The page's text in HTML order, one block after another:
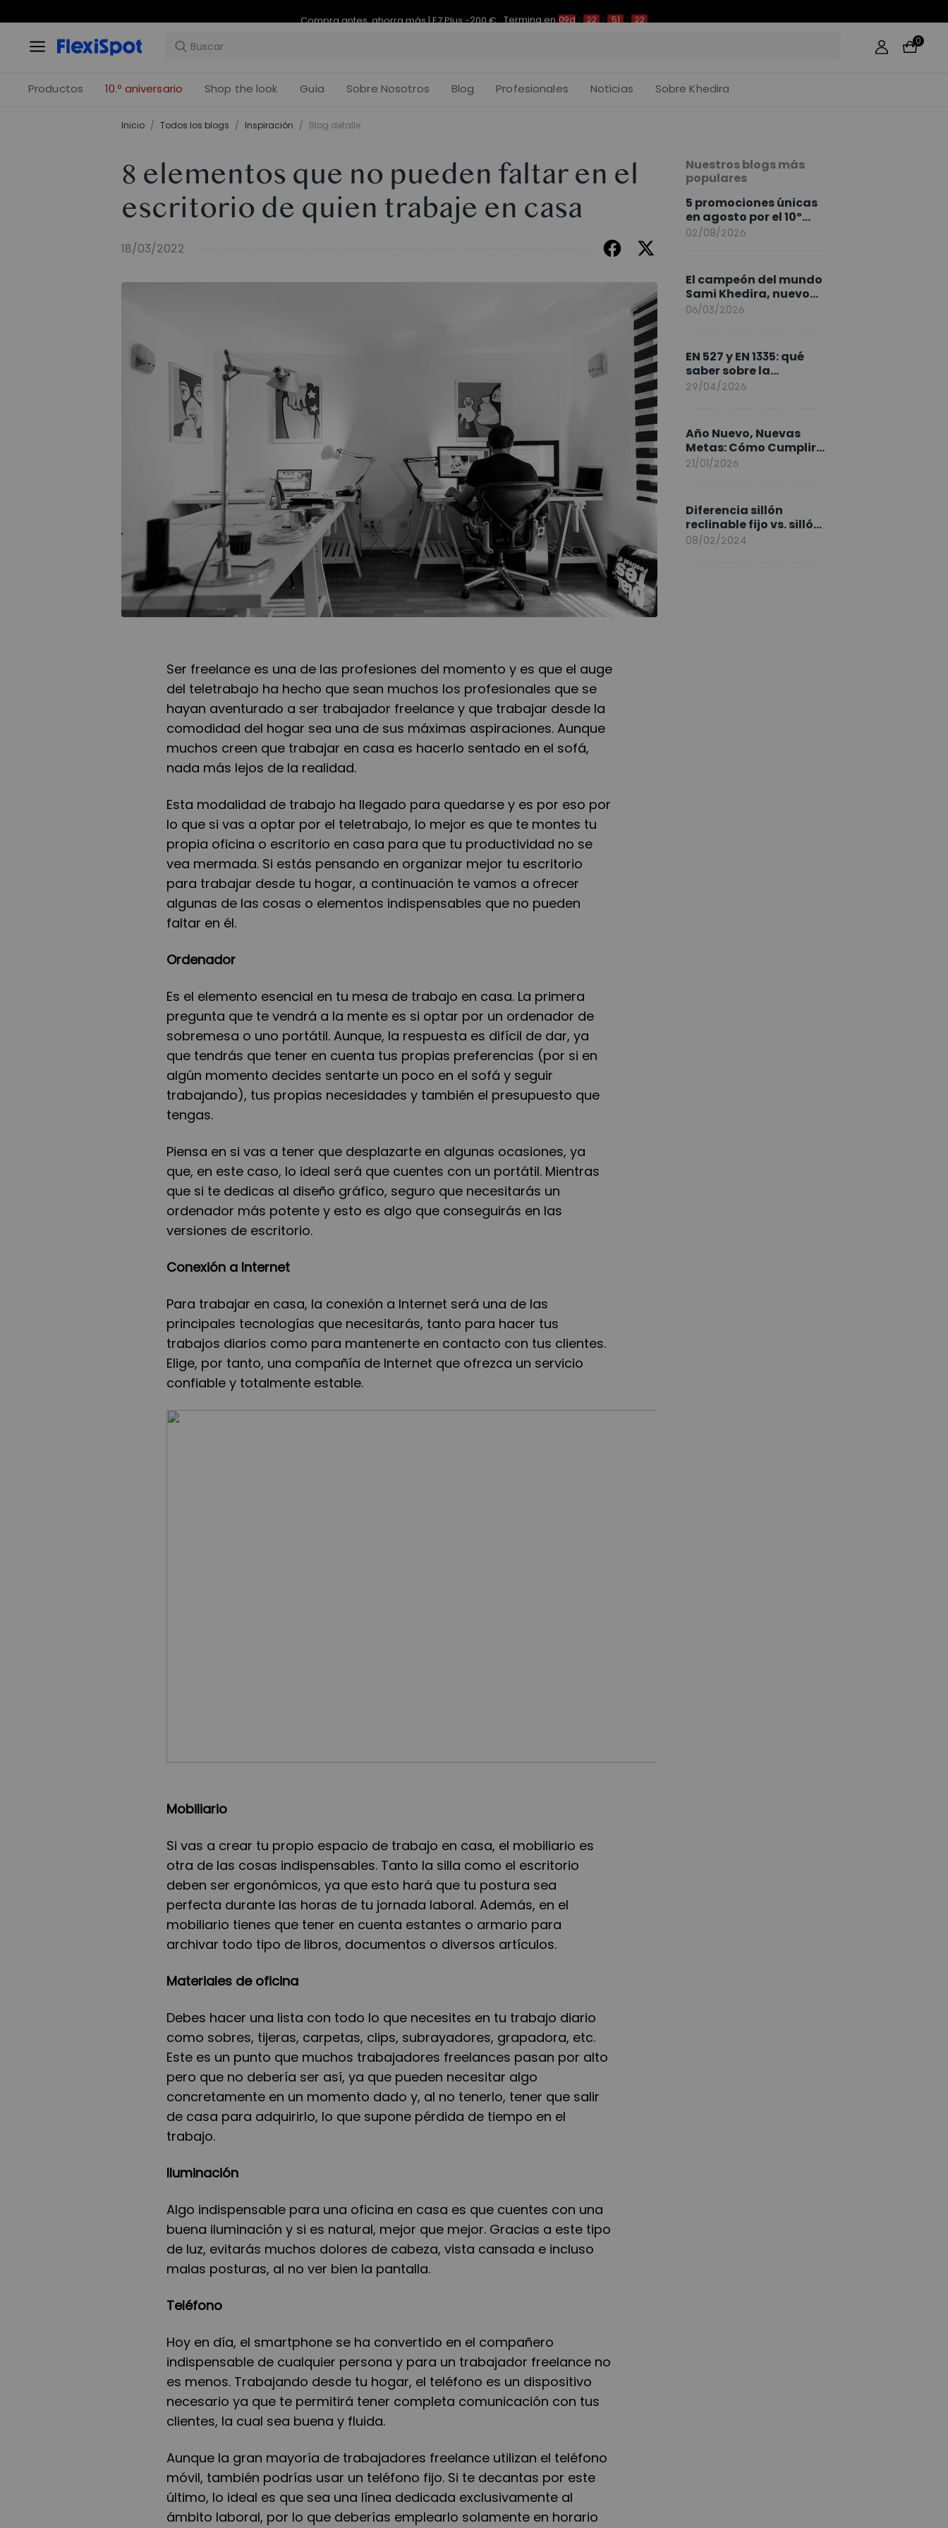
0
Productos 10.º aniversario Shop the look Guía Sobre Nosotros Blog Profesionales Noticias Sobre Khedira
Inicio / Todos los blogs / Inspiración / Blog detalle
8 elementos que no pueden faltar en el
escritorio de quien trabaje en casa
18/03/2022
Ser freelance es una de las profesiones del momento y es que el auge
del teletrabajo ha hecho que sean muchos los profesionales que se
hayan aventurado a ser trabajador freelance y que trabajar desde la
comodidad del hogar sea una de sus máximas aspiraciones. Aunque
muchos creen que trabajar en casa es hacerlo sentado en el sofá,
nada más lejos de la realidad.
Esta modalidad de trabajo ha llegado para quedarse y es por eso por
lo que si vas a optar por el teletrabajo, lo mejor es que te montes tu
propia oficina o escritorio en casa para que tu productividad no se
vea mermada. Si estás pensando en organizar mejor tu escritorio
para trabajar desde tu hogar, a continuación te vamos a ofrecer
algunas de las cosas o elementos indispensables que no pueden
faltar en él.
Ordenador
Es el elemento esencial en tu mesa de trabajo en casa. La primera
pregunta que te vendrá a la mente es si optar por un ordenador de
sobremesa o uno portátil. Aunque, la respuesta es difícil de dar, ya
que tendrás que tener en cuenta tus propias preferencias (por si en
algún momento decides sentarte un poco en el sofá y seguir
trabajando), tus propias necesidades y también el presupuesto que
tengas.
Piensa en si vas a tener que desplazarte en algunas ocasiones, ya
que, en este caso, lo ideal será que cuentes con un portátil. Mientras
que si te dedicas al diseño gráfico, seguro que necesitarás un
ordenador más potente y esto es algo que conseguirás en las
versiones de escritorio.
Conexión a Internet
Para trabajar en casa, la conexión a Internet será una de las
principales tecnologías que necesitarás, tanto para hacer tus
trabajos diarios como para mantenerte en contacto con tus clientes.
Elige, por tanto, una compañía de Internet que ofrezca un servicio
confiable y totalmente estable.
Mobiliario
Si vas a crear tu propio espacio de trabajo en casa, el mobiliario es
otra de las cosas indispensables. Tanto la silla como el escritorio
deben ser ergonómicos, ya que esto hará que tu postura sea
perfecta durante las horas de tu jornada laboral. Además, en el
mobiliario tienes que tener en cuenta estantes o armario para
archivar todo tipo de libros, documentos o diversos artículos.
Materiales de oficina
Debes hacer una lista con todo lo que necesites en tu trabajo diario
como sobres, tijeras, carpetas, clips, subrayadores, grapadora, etc.
Este es un punto que muchos trabajadores freelances pasan por alto
pero que no debería ser así, ya que pueden necesitar algo
concretamente en un momento dado y, al no tenerlo, tener que salir
de casa para adquirirlo, lo que supone pérdida de tiempo en el
trabajo.
Iluminación
Algo indispensable para una oficina en casa es que cuentes con una
buena iluminación y si es natural, mejor que mejor. Gracias a este tipo
de luz, evitarás muchos dolores de cabeza, vista cansada e incluso
malas posturas, al no ver bien la pantalla.
Teléfono
Hoy en día, el smartphone se ha convertido en el compañero
indispensable de cualquier persona y para un trabajador freelance no
es menos. Trabajando desde tu hogar, el teléfono es un dispositivo
necesario ya que te permitirá tener completa comunicación con tus
clientes, la cual sea buena y fluida.
Aunque la gran mayoría de trabajadores freelance utilizan el teléfono
móvil, también podrías usar un teléfono fijo. Si te decantas por este
último, lo ideal es que sea una línea dedicada exclusivamente al
ámbito laboral, por lo que deberías emplearlo solamente en horario
Nuestros blogs más
populares
5 promociones únicas
en agosto por el 10º
Aniversario de
02/08/2026
El campeón del mundo
Sami Khedira, nuevo
embajador de
06/03/2026
EN 527 y EN 1335: qué
saber sobre la
normativa de los
29/04/2026
Año Nuevo, Nuevas
Metas: Cómo Cumplir
tus Objetivos Fitness
21/01/2026
Diferencia sillón
reclinable fijo vs. sillón
elevable
08/02/2024